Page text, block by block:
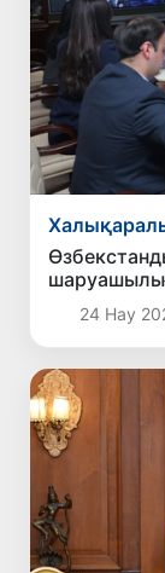
жіберіледі
24 Нау